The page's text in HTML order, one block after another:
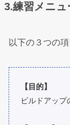
3.練習メニュ
以下の３つの
【目的】
ビルドアップ